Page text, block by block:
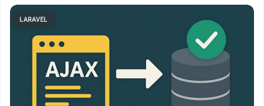
ス
タ
LARAVEL